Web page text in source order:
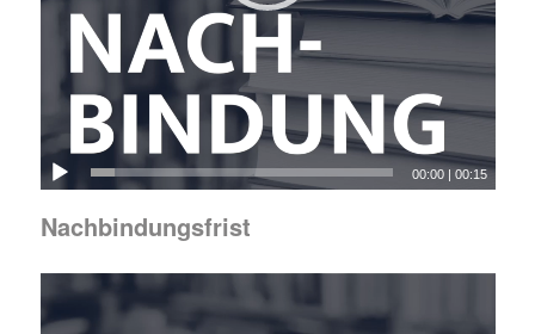
00:00 |00:15
Nachbindungsfrist